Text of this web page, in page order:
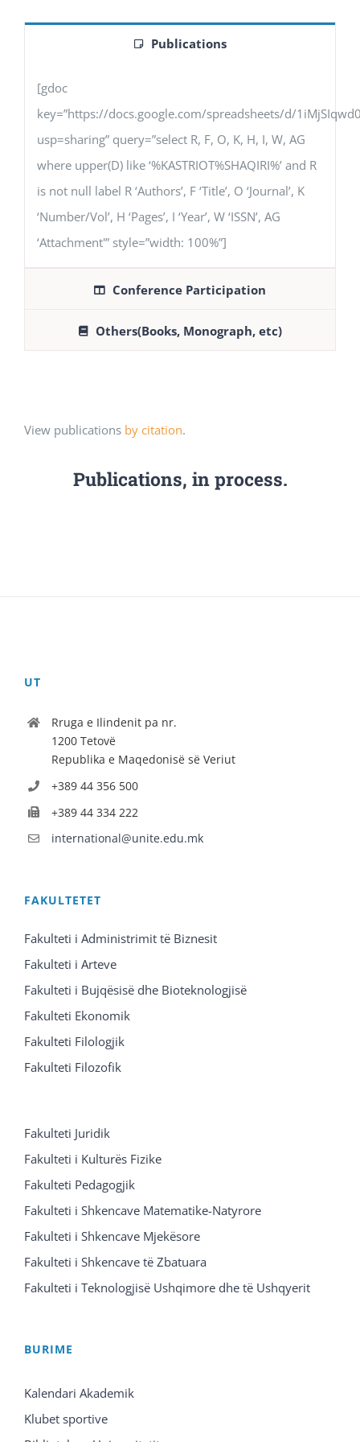
Publications
[gdoc
key=”https://docs.google.com/spreadsheets/d/
usp=sharing” query=”select R, F, O, K, H, I, W, AG
where upper(D) like ‘%KASTRIOT%SHAQIRI%’ and R
is not null label R ‘Authors’, F ‘Title’, O ‘Journal’, K
‘Number/Vol’, H ‘Pages’, I ‘Year’, W ‘ISSN’, AG
‘Attachment'” style=”width: 100%”]
Conference Participation
Others(Books, Monograph, etc)
View publications by citation.
Publications, in process.
UT
Rruga e Ilindenit pa nr.
1200 Tetovë
Republika e Maqedonisë së Veriut
+389 44 356 500
+389 44 334 222
international@unite.edu.mk
FAKULTETET
Fakulteti i Administrimit të Biznesit
Fakulteti i Arteve
Fakulteti i Bujqësisë dhe Bioteknologjisë
Fakulteti Ekonomik
Fakulteti Filologjik
Fakulteti Filozofik
Fakulteti Juridik
Fakulteti i Kulturës Fizike
Fakulteti Pedagogjik
Fakulteti i Shkencave Matematike-Natyrore
Fakulteti i Shkencave Mjekësore
Fakulteti i Shkencave të Zbatuara
Fakulteti i Teknologjisë Ushqimore dhe të Ushqyerit
BURIME
Kalendari Akademik
Klubet sportive